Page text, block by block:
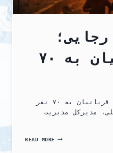
شمار قربانیان به ۷۰
فاجعه بندر رجایی؛ شمار قربانیان به ۷۰ نفر
مدیرکل مدیریت
READ MOREفاجعه